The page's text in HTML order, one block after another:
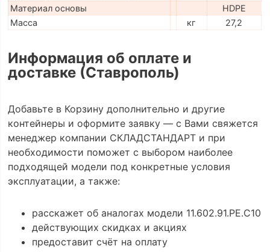
Материал основы
HDPE
Масса
кг 27,2
Информация об оплате и
доставке (Ставрополь)
Добавьте в Корзину дополнительно и другие
контейнеры и оформите заявку — с Вами свяжется
менеджер компании СКЛАДСТАНДАРТ и при
необходимости поможет с выбором наиболее
подходящей модели под конкретные условия
эксплуатации, а также:
расскажет об аналогах модели 11.602.91.РЕ.C10
действующих скидках и акциях
предоставит счёт на оплату